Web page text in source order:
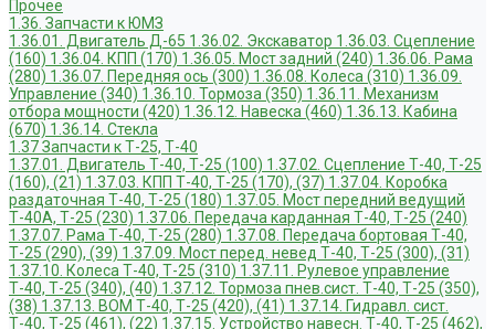
Прочее
1.36. Запчасти к ЮМЗ
1.36.01. Двигатель Д-65 1.36.02. Экскаватор 1.36.03. Сцепление
(160) 1.36.04. КПП (170) 1.36.05. Мост задний (240) 1.36.06. Рама
(280) 1.36.07. Передняя ось (300) 1.36.08. Колеса (310) 1.36.09.
Управление (340) 1.36.10. Тормоза (350) 1.36.11. Механизм
отбора мощности (420) 1.36.12. Навеска (460) 1.36.13. Кабина
(670) 1.36.14. Стекла
1.37 Запчасти к Т-25, Т-40
1.37.01. Двигатель Т-40, Т-25 (100) 1.37.02. Сцепление Т-40, Т-25
(160), (21) 1.37.03. КПП Т-40, Т-25 (170), (37) 1.37.04. Коробка
раздаточная Т-40, Т-25 (180) 1.37.05. Мост передний ведущий
Т-40А, Т-25 (230) 1.37.06. Передача карданная Т-40, Т-25 (240)
1.37.07. Рама Т-40, Т-25 (280) 1.37.08. Передача бортовая Т-40,
Т-25 (290), (39) 1.37.09. Мост перед. невед Т-40, Т-25 (300), (31)
1.37.10. Колеса Т-40, Т-25 (310) 1.37.11. Рулевое управление
Т-40, Т-25 (340), (40) 1.37.12. Тормоза пнев.сист. Т-40, Т-25 (350),
(38) 1.37.13. ВОМ Т-40, Т-25 (420), (41) 1.37.14. Гидравл. сист.
Т-40, Т-25 (461), (22) 1.37.15. Устройство навесн. Т-40, Т-25 (462),